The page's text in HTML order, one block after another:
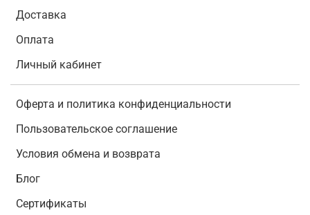
Доставка
Оплата
Личный кабинет
Оферта и политика конфиденциальности
Пользовательское соглашение
Условия обмена и возврата
Блог
Сертификаты